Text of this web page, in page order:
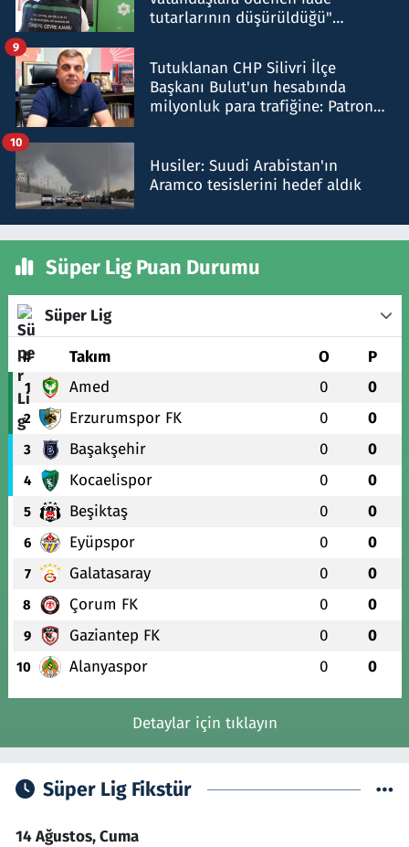
tutarlarının düşürüldüğü"
Tutuklanan CHP Silivri İlçe
Başkanı Bulut'un hesabında
milyonluk para trafiğine: Patron
9
Husiler: Suudi Arabistan'ın
Aramco tesislerini hedef aldık
10
Süper Lig Puan Durumu
Süper Lig
# Takım O P
1 Amed 0 0
2 Erzurumspor FK 0 0
3 Başakşehir 0 0
4 Kocaelispor 0 0
5 Beşiktaş 0 0
6 Eyüpspor 0 0
7 Galatasaray 0 0
8 Çorum FK 0 0
9 Gaziantep FK 0 0
10 Alanyaspor 0 0
Detaylar için tıklayın
Süper Lig Fikstür
14 Ağustos, Cuma